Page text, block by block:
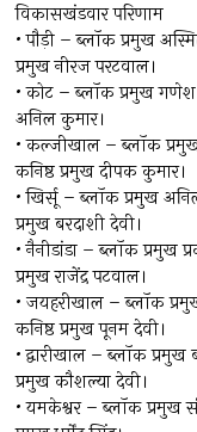
विकासखंडवार परिणाम
• पौड़ी – ब्लॉक प्रमुख
प्रमुख नीरज परटवाल।
• कोट – ब्लॉक प्रमुख गणेश
अनिल कुमार।
• कल्जीखाल – ब्लॉक
कनिष्ठ प्रमुख दीपक कुमार।
• खिर्सू – ब्लॉक प्रमुख
प्रमुख बरदाशी देवी।
• नैनीडांडा – ब्लॉक प्रमुख
प्रमुख राजेंद्र पटवाल।
• जयहरीखाल – ब्लॉक
कनिष्ठ प्रमुख पूनम देवी।
• द्वारीखाल – ब्लॉक प्रमुख
प्रमुख कौशल्या देवी।
• यमकेश्वर – ब्लॉक प्रमुख